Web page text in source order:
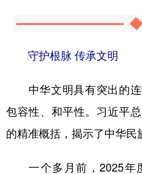
守护根脉 传承文明
中华文明具有突出的连
包容性、和平性。习近平
的精准概括，揭示了中华民
一个多月前，2025年